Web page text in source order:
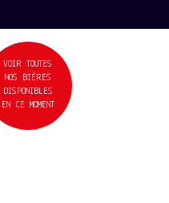
VOIR TOUTES
NOS BIÈRES
DISPONIBLES
EN CE MOMENT